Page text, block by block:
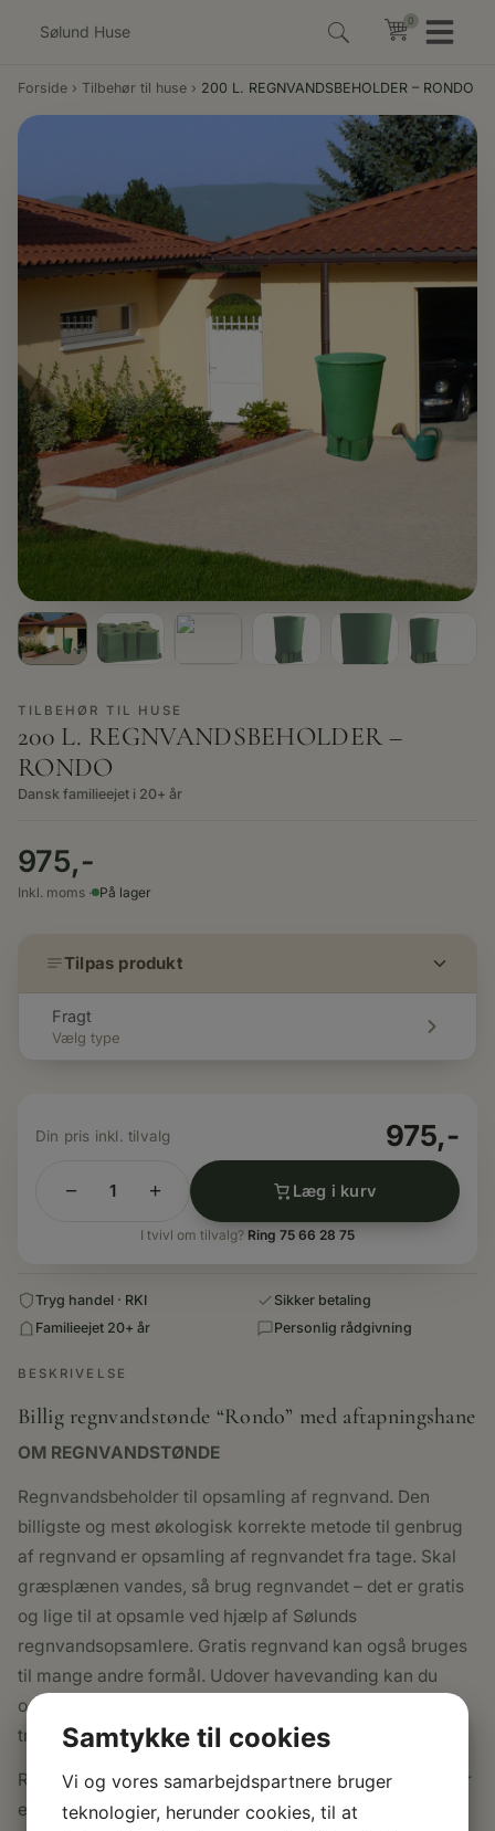
00
Forside › Tilbehør til huse › 200 L. REGNVANDSBEHOLDER – RONDO
TILBEHØR TIL HUSE
200 L. REGNVANDSBEHOLDER –
RONDO
Dansk familieejet i 20+ år
975,-
Inkl. moms · På lager
Tilpas produkt
Fragt
Vælg type
975,-
-
RONDO
− + Læg i kurv
I tvivl om tilvalg? Ring 75 66 28 75
Tryg handel · RKI
Sikker betaling
Familieejet 20+ år
Personlig rådgivning
BESKRIVELSE
Billig regnvandstønde “Rondo” med aftapningshane
OM REGNVANDSTØNDE
Regnvandsbeholder til opsamling af regnvand. Den
billigste og mest økologisk korrekte metode til genbrug
af regnvand er opsamling af regnvandet fra tage. Skal
græsplænen vandes, så brug regnvandet – det er gratis
og lige til at opsamle ved hjælp af Sølunds
regnvandsopsamlere. Gratis regnvand kan også bruges
til mange andre formål. Udover havevanding kan du
også bruge regnvand til cykelvask, bilvask eller måske
trænger terrassen til at blive skyllet.
Regnvandsopsamlere kan monteres alle steder, hvor der
er en tagrende.
Samtykke til cookies
Vi og vores samarbejdspartnere bruger
teknologier, herunder cookies, til at